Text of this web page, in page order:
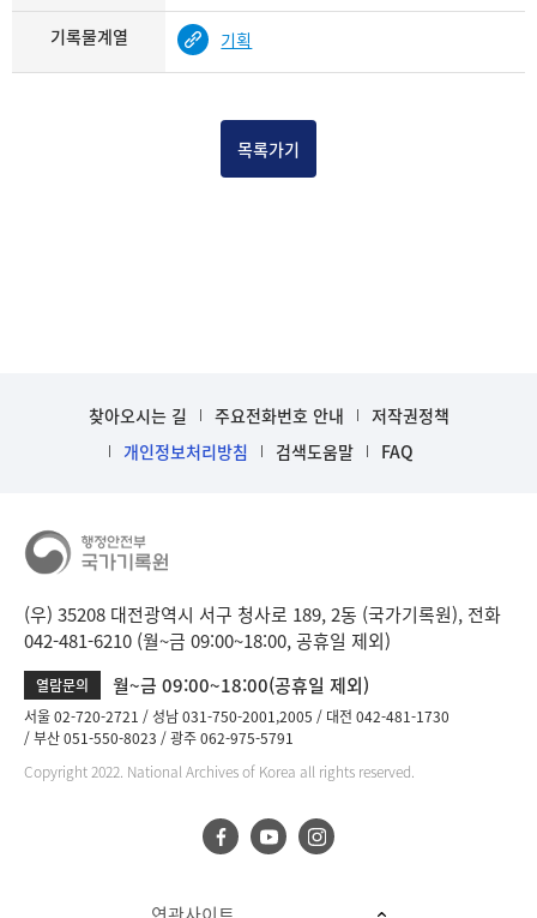
기록물계열 기획
목록가기
찾아오시는 길 주요전화번호 안내
저작권정책
개인정보처리방침
검색도움말 FAQ
(우) 35208 대전광역시 서구 청사로 189, 2동 (국가기록원), 전화
042-481-6210 (월~금 09:00~18:00, 공휴일 제외)
열람문의 월~금 09:00~18:00(공휴일 제외)
서울 02-720-2721 성남 031-750-2001,2005
대전 042-481-1730
부산 051-550-8023
광주 062-975-5791
Copyright 2022. National Archives of Korea all rights reserved.